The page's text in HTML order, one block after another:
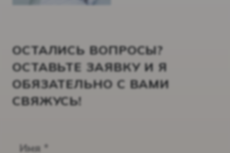
ОСТАЛИСЬ ВОПРОСЫ?
ОСТАВЬТЕ ЗАЯВКУ И Я
ОБЯЗАТЕЛЬНО С ВАМИ
СВЯЖУСЬ!